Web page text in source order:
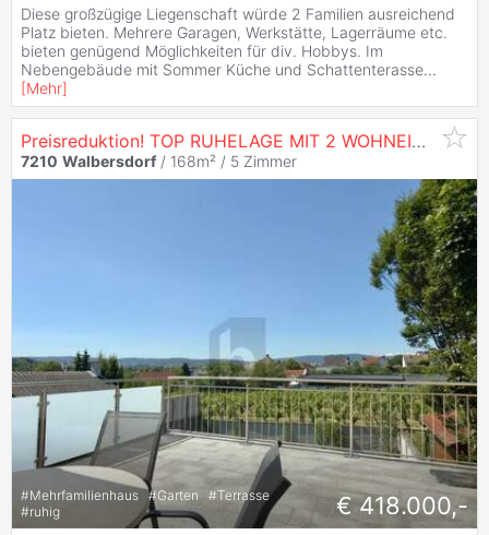
Diese großzügige Liegenschaft würde 2 Familien ausreichend
Platz bieten. Mehrere Garagen, Werkstätte, Lagerräume etc.
bieten genügend Möglichkeiten für div. Hobbys. Im
Nebengebäude mit Sommer Küche und Schattenterasse...
[Mehr]
Preisreduktion! TOP RUHELAGE MIT 2 WOHNEIHEITEN, SÜD-WEST GARTEN UND PANORAMA-TERRASSE
7210 Walbersdorf / 168m² / 5 Zimmer
#Mehrfamilienhaus #Garten #Terrasse
#ruhig € 418.000,-